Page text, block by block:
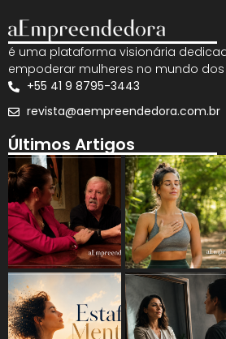
é uma plataforma visionária
empoderar mulheres no mundo
+55 41 9 8795-3443
revista@aempreendedora.com.br
Últimos Artigos